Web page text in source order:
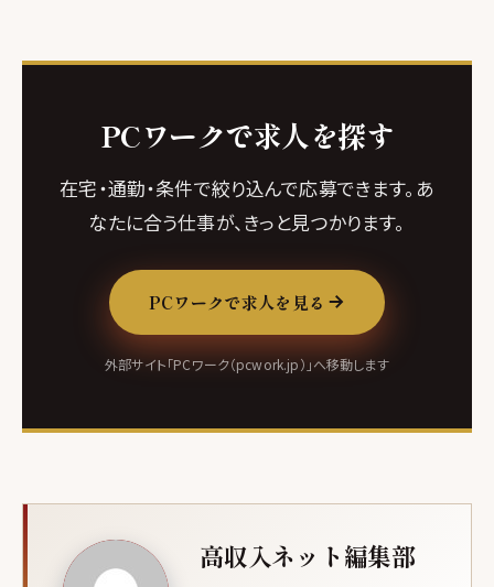
PCワークで求人を探す
在宅・通勤・条件で絞り込んで応募できます。あ
なたに合う仕事が、きっと見つかります。
PCワークで求人を見る
外部サイト「PCワーク（pcwork.jp）」へ移動します
高収入ネット編集部